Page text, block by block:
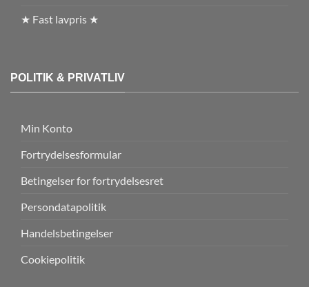
★ Fast lavpris ★
POLITIK & PRIVATLIV
Min Konto
Fortrydelsesformular
Betingelser for fortrydelsesret
Persondatapolitik
Handelsbetingelser
Cookiepolitik